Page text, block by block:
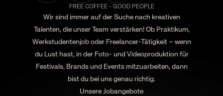
FREE COFFEE - GOOD PEOPLE
Wir sind immer auf der Suche nach kreativen
Talenten, die unser Team verstärken! Ob Praktikum,
Werkstudentenjob oder Freelancer-Tätigkeit – wenn
du Lust hast, in der Foto- und Videoproduktion für
Festivals, Brands und Events mitzuarbeiten, dann
bist du bei uns genau richtig.
Unsere Jobangebote